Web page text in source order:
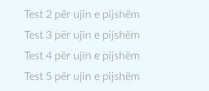
Test 2 për ujin e pijshëm
Test 3 për ujin e pijshëm
Test 4 për ujin e pijshëm
Test 5 për ujin e pijshëm